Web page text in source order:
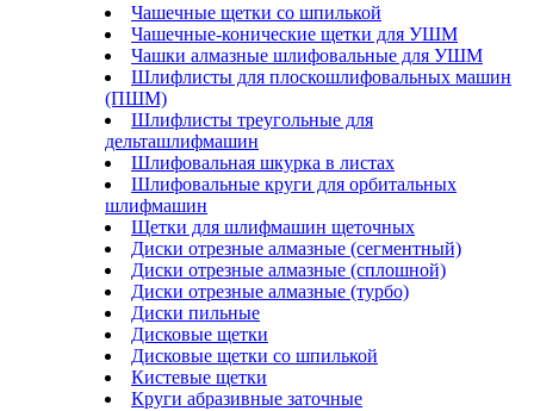
Чашечные щетки со шпилькой
Чашечные-конические щетки для УШМ
Чашки алмазные шлифовальные для УШМ
Шлифлисты для плоскошлифовальных машин
(ПШМ)
Шлифлисты треугольные для
дельташлифмашин
Шлифовальная шкурка в листах
Шлифовальные круги для орбитальных
шлифмашин
Щетки для шлифмашин щеточных
Диски отрезные алмазные (сегментный)
Диски отрезные алмазные (сплошной)
Диски отрезные алмазные (турбо)
Диски пильные
Дисковые щетки
Дисковые щетки со шпилькой
Кистевые щетки
Круги абразивные заточные